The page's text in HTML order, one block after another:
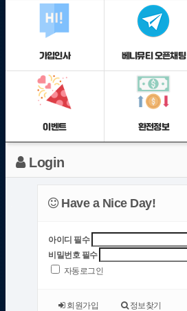
가입인사 베니뮤티 오픈채팅
이벤트 환전정보
Login
Have a Nice Day!
아이디 필수
비밀번호필수
자동로그인
회원가입 정보찾기